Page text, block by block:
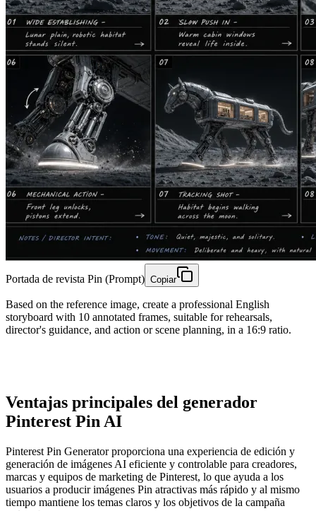
Portada de revista Pin (Prompt) Copiar
Based on the reference image, create a professional English
storyboard with 10 annotated frames, suitable for rehearsals,
director's guidance, and action or scene planning, in a 16:9 ratio.
Ventajas principales del generador
Pinterest Pin AI
Pinterest Pin Generator proporciona una experiencia de edición y
generación de imágenes AI eficiente y controlable para creadores,
marcas y equipos de marketing de Pinterest, lo que ayuda a los
usuarios a producir imágenes Pin atractivas más rápido y al mismo
tiempo mantiene los temas claros y los objetivos de la campaña